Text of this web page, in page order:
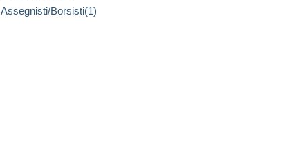
Assegnisti/Borsisti(1)